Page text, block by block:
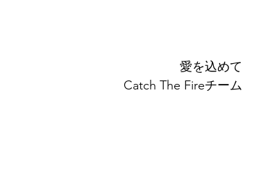
愛を込めて
Catch The Fireチーム